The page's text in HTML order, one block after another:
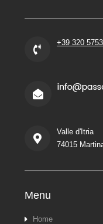
+39 320
Valle d'Itria
74015
Menu
Home